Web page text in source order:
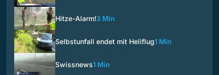
Hitze-Alarm!3 Min
Selbstunfall endet mit Heliflug1 Min
Swissnews1 Min